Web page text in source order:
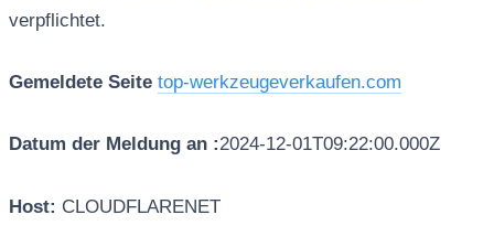
verpflichtet.
Gemeldete Seite top-werkzeugeverkaufen.com
Datum der Meldung an :2024-12-01T09:22:00.000Z
Host: CLOUDFLARENET